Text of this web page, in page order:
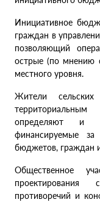
Инициативное
граждан в
позволяющий
острые (по мнению
местного уровня.
Жители сельских
определяют и
финансируемые
бюджетов, граждан
Общественное
противоречий и